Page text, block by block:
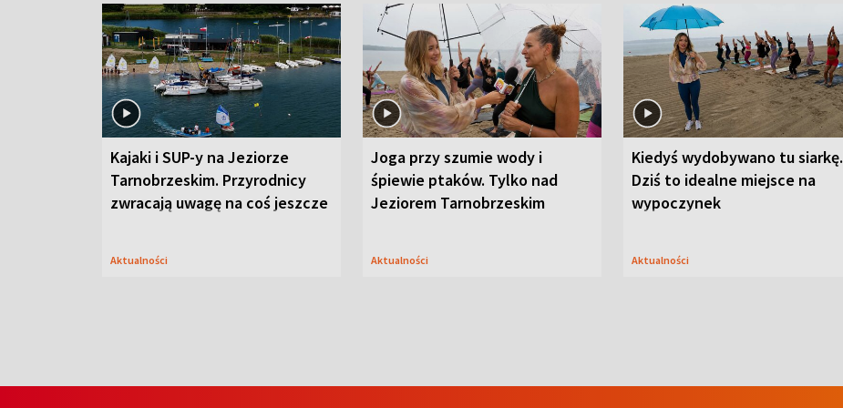
Kajaki i SUP-y na Jeziorze
Tarnobrzeskim. Przyrodnicy
zwracają uwagę na coś jeszcze
Aktualności
Joga przy szumie wody i
śpiewie ptaków. Tylko nad
Jeziorem Tarnobrzeskim
Aktualności
Kiedyś wydobywano tu siarkę.
Dziś to idealne miejsce na
wypoczynek
Aktualności